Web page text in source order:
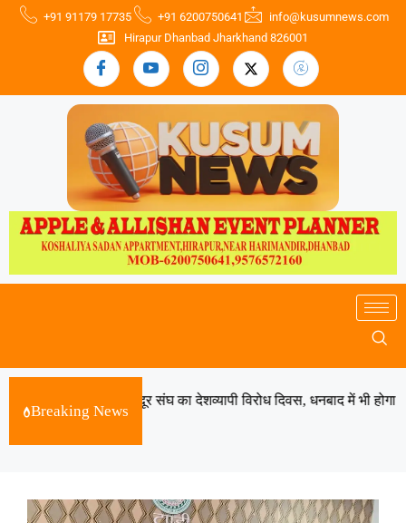
+91 91179 17735 +91 6200750641
info@kusumnews.com
Hirapur Dhanbad Jharkhand 826001
Breaking News
को भारतीय मजदूर संघ का देशव्यापी विरोध दिवस, धनबाद में भी होगा